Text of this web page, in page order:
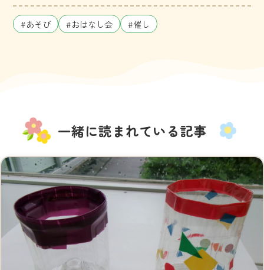
#あそび #おはなし会 #催し
一緒に読まれている記事